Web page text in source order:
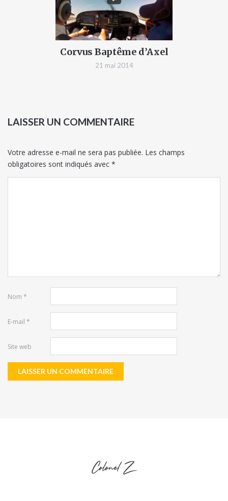
Corvus Baptême d’Axel
21 mai 2014
LAISSER UN COMMENTAIRE
Votre adresse e-mail ne sera pas publiée. Les champs
obligatoires sont indiqués avec *
Nom *
E-mail *
Site web